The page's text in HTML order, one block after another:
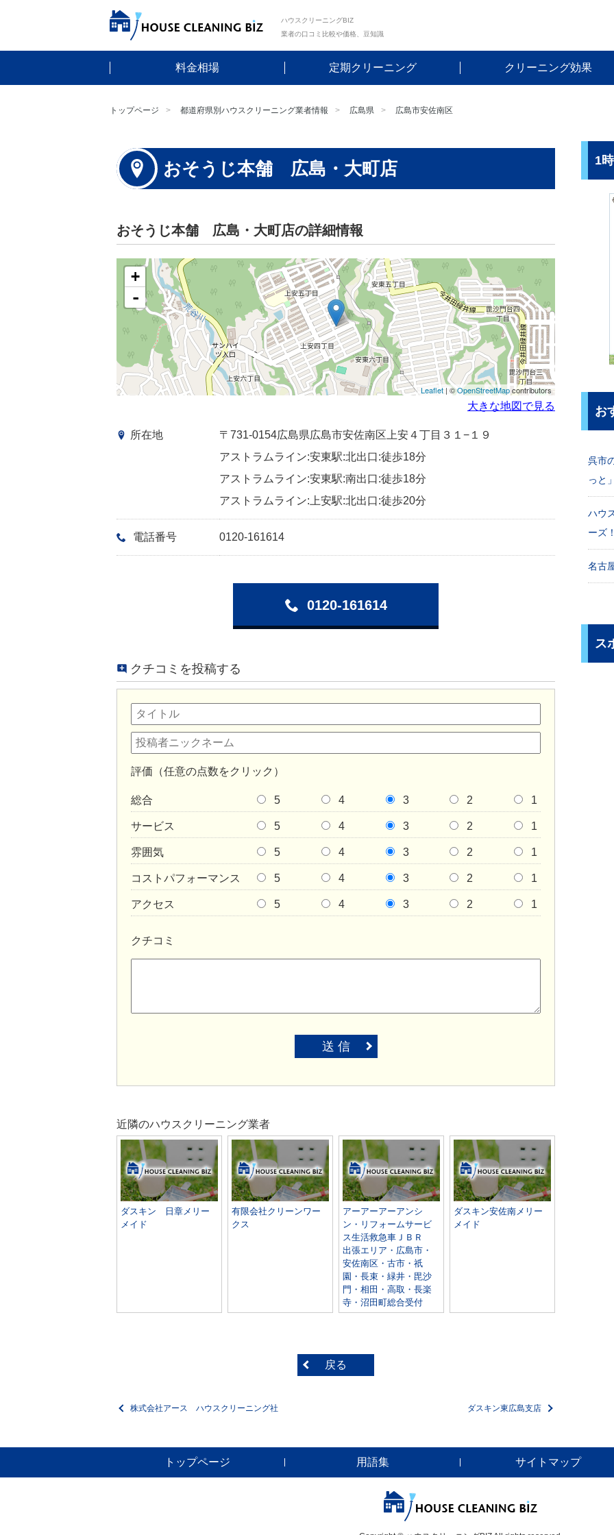
ハウスクリーニングBIZ
業者の口コミ比較や価格、豆知識
料金相場 定期クリーニング クリーニング効果
トップページ 都道府県別ハウスクリーニング業者情報 広島県 広島市安佐南区
おそうじ本舗 広島・大町店
おそうじ本舗 広島・大町店の詳細情報
+
-
Leaflet | ©OpenStreetMapcontributors
大きな地図で見る
所在地
〒731-0154広島県広島市安佐南区上安４丁目３１−１９
アストラムライン:安東駅:北出口:徒歩18分
アストラムライン:安東駅:南出口:徒歩18分
アストラムライン:上安駅:北出口:徒歩20分
電話番号 0120-161614
0120-161614
クチコミを投稿する
評価（任意の点数をクリック）
総合 5 4 3 2 1
サービス 5 4 3 2 1
雰囲気 5 4 3 2 1
コストパフォーマンス 5 4 3 2 1
アクセス 5 4 3 2 1
クチコミ
送 信
近隣のハウスクリーニング業者
ダスキン 日章メリー
メイド
有限会社クリーンワー
クス
アーアーアーアンシ
ン・リフォームサービ
ス生活救急車ＪＢＲ
出張エリア・広島市・
安佐南区・古市・祇
園・長束・緑井・毘沙
門・相田・高取・長楽
寺・沼田町総合受付
ダスキン安佐南メリー
メイド
戻る
株式会社アース ハウスクリーニング社 ダスキン東広島支店
1
お
呉市
っと」
ハウ
ーズ！
名古
ス
トップページ 用語集 サイトマップ